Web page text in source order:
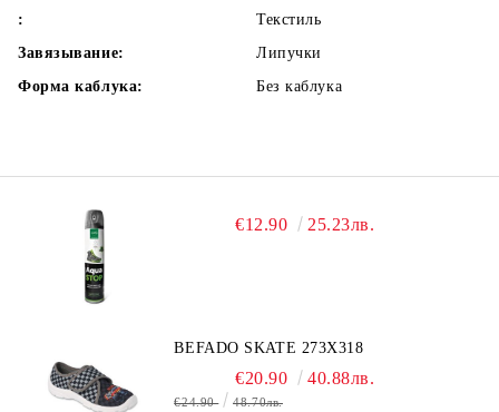
:
Текстиль
Завязывание:
Липучки
Форма каблука:
Без каблука
€12.90 25.23лв.
BEFADO SKATE 273X318
€20.90 40.88лв.
€24.90 48.70лв.